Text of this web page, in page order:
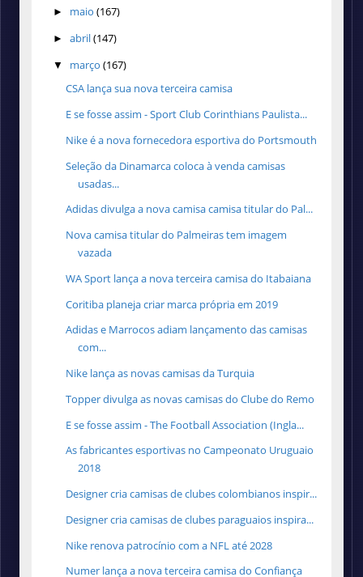
► maio (167)
► abril(147)
▼ março (167)
CSA lança sua nova terceira camisa
E se fosse assim - Sport Club Corinthians Paulista...
Nike é a nova fornecedora esportiva do Portsmouth
Seleção da Dinamarca coloca à venda camisas
usadas...
Adidas divulga a nova camisa camisa titular do Pal...
Nova camisa titular do Palmeiras tem imagem
vazada
WA Sport lança a nova terceira camisa do Itabaiana
Coritiba planeja criar marca própria em 2019
Adidas e Marrocos adiam lançamento das camisas
com...
Nike lança as novas camisas da Turquia
Topper divulga as novas camisas do Clube do Remo
E se fosse assim - The Football Association (Ingla...
As fabricantes esportivas no Campeonato Uruguaio
2018
Designer cria camisas de clubes colombianos inspir...
Designer cria camisas de clubes paraguaios inspira...
Nike renova patrocínio com a NFL até 2028
Numer lança a nova terceira camisa do Confiança